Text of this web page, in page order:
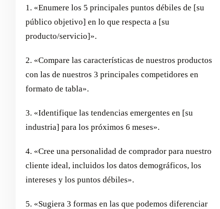
1. «Enumere los 5 principales puntos débiles de [su
público objetivo] en lo que respecta a [su
producto/servicio]».
2. «Compare las características de nuestros productos
con las de nuestros 3 principales competidores en
formato de tabla».
3. «Identifique las tendencias emergentes en [su
industria] para los próximos 6 meses».
4. «Cree una personalidad de comprador para nuestro
cliente ideal, incluidos los datos demográficos, los
intereses y los puntos débiles».
5. «Sugiera 3 formas en las que podemos diferenciar